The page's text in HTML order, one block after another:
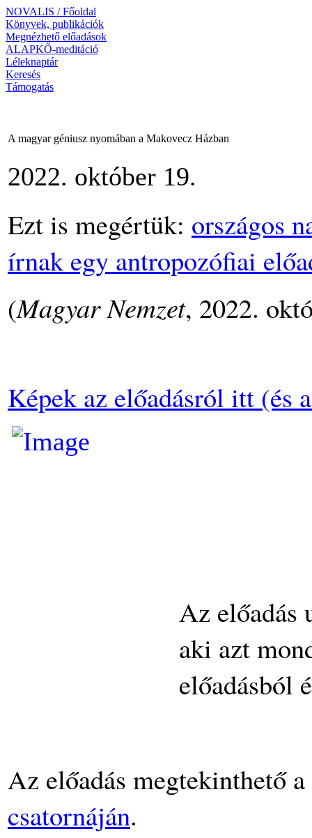
NOVALIS / Főoldal
Könyvek, publikációk
Megnézhető előadások
ALAPKŐ-meditáció
Léleknaptár
Keresés
Támogatás
A magyar géniusz nyomában a Makovecz Házban
2022. október 19.
Ezt is megértük: országos
írnak egy antropozófiai
(Magyar Nemzet, 2022.
Képek az előadásról itt (és
Az előadás
aki azt
előadásból
Az előadás megtekinthető
csatornáján.